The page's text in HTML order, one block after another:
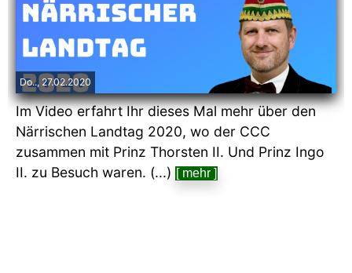
Do.., 27.02.2020
Im Video erfahrt Ihr dieses Mal mehr über den
Närrischen Landtag 2020, wo der CCC
zusammen mit Prinz Thorsten II. Und Prinz Ingo
II. zu Besuch waren. (...) [ mehr ]